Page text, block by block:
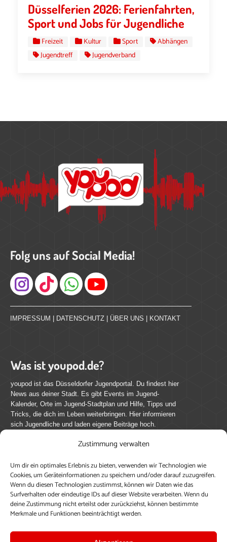
Zustimmung verwalten
Um dir ein optimales Erlebnis zu bieten, verwenden wir Technologien wie
Cookies, um Geräteinformationen zu speichern und/oder darauf zuzugreifen.
Wenn du diesen Technologien zustimmst, können wir Daten wie das
Surfverhalten oder eindeutige IDs auf dieser Website verarbeiten. Wenn du
deine Zustimmung nicht erteilst oder zurückziehst, können bestimmte
Merkmale und Funktionen beeinträchtigt werden.
Düsselferien 2026: Ferienfahrten,
Sport und Jobs für Jugendliche
Freizeit Kultur Sport
Abhängen
Jugendtreff
Jugendverband
Folg uns auf Social Media!
Instagram
IMPRESSUM DATENSCHUTZ ÜBER UNS KONTAKT
Was ist youpod.de?
youpod ist das Düsseldorfer Jugendportal. Du findest hier
News aus deiner Stadt. Es gibt Events im Jugend-
Kalender, Orte im Jugend-Stadtplan und Hilfe, Tipps und
Tricks, die dich im Leben weiterbringen. Hier informieren
sich Jugendliche und laden eigene Beiträge hoch.
Mach mit bei youpod.de!
youpod.de lebt von Menschen wie dir. Sammel
journalistische Erfahrung, teile deine Perspektive und
veröffentliche deine Beiträge auf youpod.de.Du musst
dich anmelden, um alle Funktionen nutzen zu können, ein
Profil anzulegen, eigene Beiträge hochzuladen und zu